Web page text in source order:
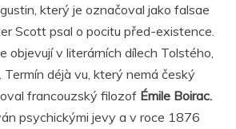
který je označoval jako falsae
Scott psal o pocitu před-existence.
objevují v literárních dílech Tolstého,
Termín déjà vu, který nemá český
francouzský filozof Émile Boirac.
psychickými jevy a v roce 1876